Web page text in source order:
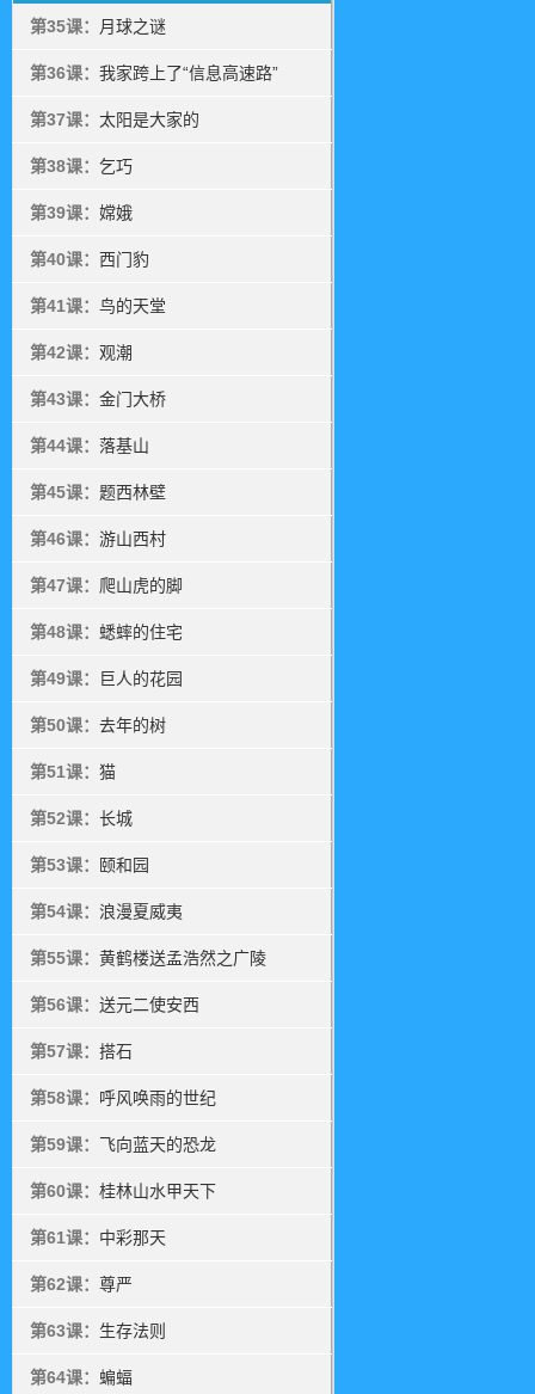
第35课： 月球之谜
第36课： 我家跨上了“信息高速路”
第37课： 太阳是大家的
第38课： 乞巧
第39课： 嫦娥
第40课： 西门豹
第41课： 鸟的天堂
第42课： 观潮
第43课： 金门大桥
第44课： 落基山
第45课： 题西林壁
第46课： 游山西村
第47课： 爬山虎的脚
第48课： 蟋蟀的住宅
第49课： 巨人的花园
第50课： 去年的树
第51课： 猫
第52课： 长城
第53课： 颐和园
第54课： 浪漫夏威夷
第55课： 黄鹤楼送孟浩然之广陵
第56课： 送元二使安西
第57课： 搭石
第58课： 呼风唤雨的世纪
第59课： 飞向蓝天的恐龙
第60课： 桂林山水甲天下
第61课： 中彩那天
第62课： 尊严
第63课： 生存法则
第64课： 蝙蝠